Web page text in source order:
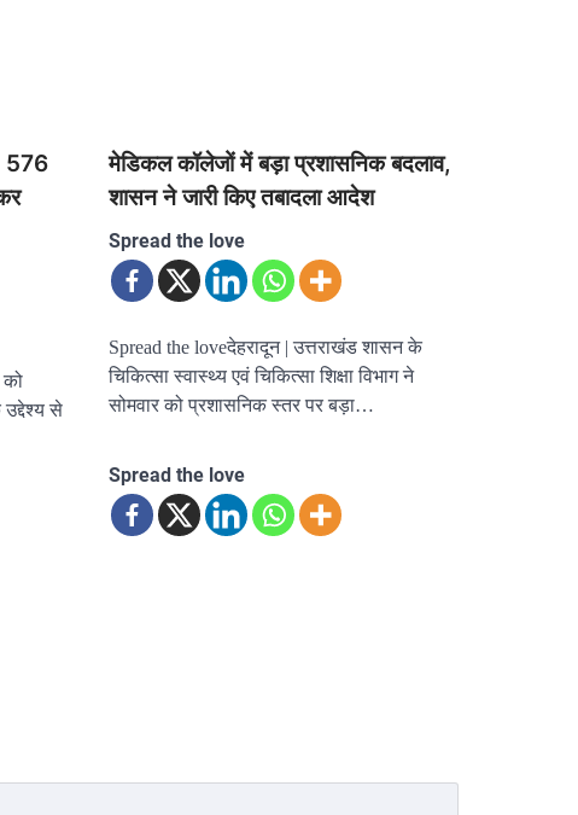
576
को
से
मेडिकल कॉलेजों में बड़ा प्रशासनिक बदलाव,
शासन ने जारी किए तबादला आदेश
Spread the love
Spread the loveदेहरादून | उत्तराखंड शासन के
चिकित्सा स्वास्थ्य एवं चिकित्सा शिक्षा विभाग ने
सोमवार को प्रशासनिक स्तर पर बड़ा…
Spread the love